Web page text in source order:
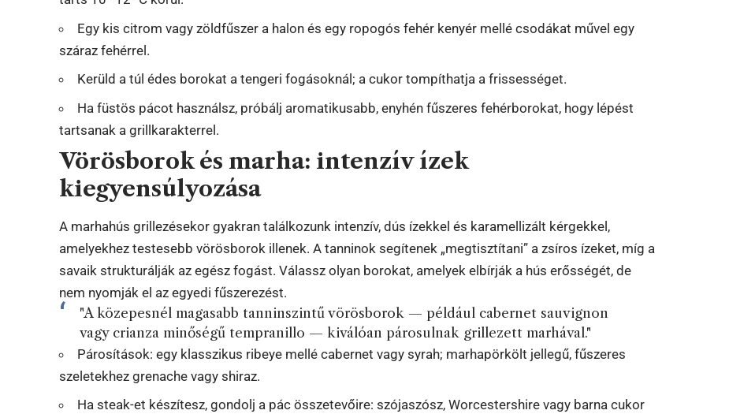
Egy kis citrom vagy zöldfűszer a halon és egy ropogós fehér kenyér mellé csodákat művel egy
száraz fehérrel.
Kerüld a túl édes borokat a tengeri fogásoknál; a cukor tompíthatja a frissességet.
Ha füstös pácot használsz, próbálj aromatikusabb, enyhén fűszeres fehérborokat, hogy lépést
tartsanak a grillkarakterrel.
Vörösborok és marha: intenzív ízek
kiegyensúlyozása
A marhahús grillezésekor gyakran találkozunk intenzív, dús ízekkel és karamellizált kérgekkel,
amelyekhez testesebb vörösborok illenek. A tanninok segítenek „megtisztítani” a zsíros ízeket, míg a
savaik strukturálják az egész fogást. Válassz olyan borokat, amelyek elbírják a hús erősségét, de
nem nyomják el az egyedi fűszerezést.
"A közepesnél magasabb tanninszintű vörösborok — például cabernet sauvignon
vagy crianza minőségű tempranillo — kiválóan párosulnak grillezett marhával."
Párosítások: egy klasszikus ribeye mellé cabernet vagy syrah; marhapörkölt jellegű, fűszeres
szeletekhez grenache vagy shiraz.
Ha steak-et készítesz, gondolj a pác összetevőire: szójaszósz, Worcestershire vagy barna cukor